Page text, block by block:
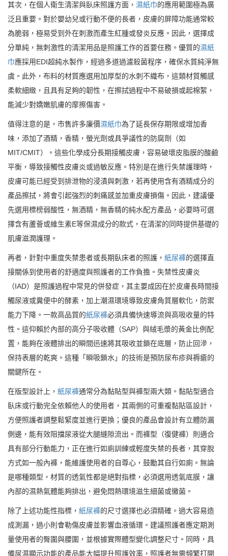
其次，在個人衛生清潔與臥床照護方面， 濕紙巾的應用範圍極為廣
泛且重要。對於嬰幼兒或行動不便的長者，皮膚的屏障功能通常較
為脆弱，極易受到外在刺激而產生紅腫或發炎反應。因此，選擇成
分單純，無刺激性的清潔用品是照護工作的首要任務。優質的濕紙
巾應採用EDI超純水製作，經過多道過濾殺菌程序，確保水質純淨無
虞。此外，布料的材質應選用加厚型的水刺不織布，這類材質觸感
柔軟細緻，且具有足夠的韌性，在擦拭過程中不易破損或起棉絮，
能減少對嬌嫩肌膚的摩擦傷害。
值得注意的是，市售許多廉價濕紙巾為了延長保存期限或增加香
味，添加了酒精，香精，螢光劑或具爭議性的防腐劑（如
MIT/CMIT）。這些化學成分長期接觸皮膚，容易破壞皮脂膜的酸鹼
平衡，導致接觸性皮膚炎或過敏反應。特別是在進行失禁護理時，
皮膚可能已經受到排泄物的浸漬與刺激，若再使用含有酒精成分的
產品擦拭，將會引起強烈的刺痛感並加重皮膚損傷。因此，建議優
先選用標榜弱酸性，無酒精，無香精的純水配方產品，必要時可選
擇含有蘆薈或維生素E等保濕成分的款式，在清潔的同時提供基礎的
肌膚滋潤護理。
再者，針對中重度失禁患者或長期臥床者的照護， 紙尿褲的選擇直
接關係到使用者的舒適度與照護者的工作負擔。失禁性皮膚炎
（IAD）是照護過程中常見的併發症，其主要成因在於皮膚長時間接
觸尿液或糞便中的酵素，加上潮濕環境導致皮膚角質層軟化，防禦
能力下降。一款高品質的紙尿褲必須具備快速導流與高吸收量的特
性。這仰賴於內部的高分子吸收體（SAP）與絨毛漿的黃金比例配
置，能夠在液體排出的瞬間迅速將其吸收並鎖在底層，防止回滲，
保持表層的乾爽。這種「瞬吸鎖水」的技術是預防尿布疹與褥瘡的
關鍵所在。
在版型設計上， 紙尿褲通常分為黏貼型與褲型兩大類。黏貼型適合
臥床或行動完全依賴他人的使用者，其兩側的可重複黏貼區設計，
方便照護者調整鬆緊度並進行更換；優良的產品會設計有立體防漏
側邊，能有效阻擋尿液從大腿縫隙流出。而褲型（復健褲）則適合
具有部分行動能力，正在進行如廁訓練或輕度失禁的長者，其穿脫
方式如一般內褲，能維護使用者的自尊心，鼓勵其自行如廁。無論
是哪種類型，材質的透氣性都是絕對指標，必須選用透氣底膜，讓
內部的濕熱氣體能夠排出，避免悶熱環境滋生細菌或黴菌。
除了上述功能性指標， 紙尿褲的尺寸選擇也必須精確。過大容易造
成測漏，過小則會勒傷皮膚並影響血液循環。建議照護者應定期測
量使用者的臀圍與腰圍，並根據實際體型變化調整尺寸。同時，具
備尿濕顯示功能的產品能大幅提升照護效率，照護者無需頻繁打開